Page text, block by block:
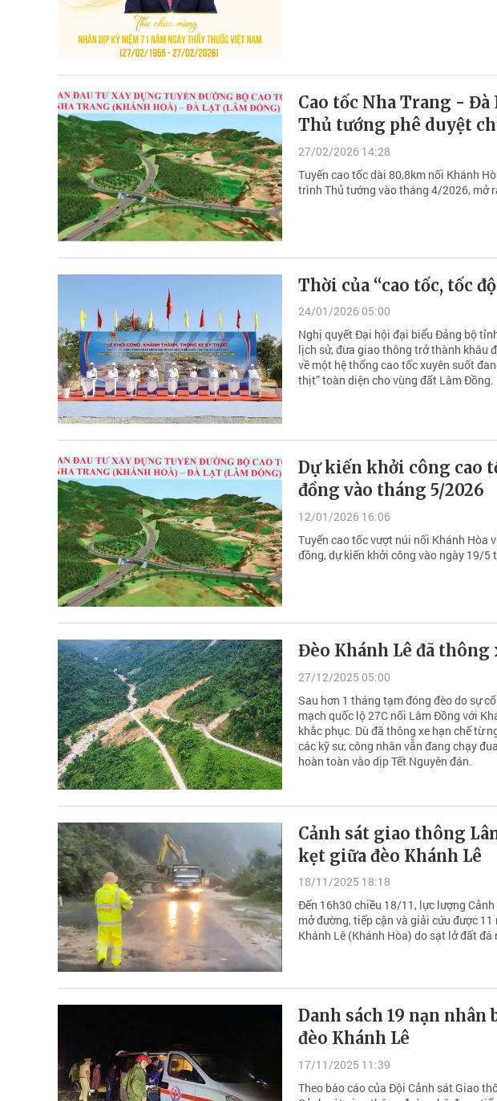
Cao tốc Nha Trang - Đà
Thủ tướng phê duyệt
27/02/2026 14:28
Tuyến cao tốc dài 80,8km nối Khánh
trình Thủ tướng vào tháng 4/2026, mở
Thời của “cao tốc, tốc
24/01/2026 05:00
Nghị quyết Đại hội đại biểu Đảng bộ
lịch sử, đưa giao thông trở thành khâu
về một hệ thống cao tốc xuyên suốt
thịt” toàn diện cho vùng đất Lâm Đồng.
Dự kiến khởi công cao
đồng vào tháng 5/2026
12/01/2026 16:06
Tuyến cao tốc vượt núi nối Khánh Hòa
đồng, dự kiến khởi công vào ngày 19/5
Đèo Khánh Lê đã thông
27/12/2025 05:00
Sau hơn 1 tháng tạm đóng đèo do sự
mạch quốc lộ 27C nối Lâm Đồng với
khắc phục. Dù đã thông xe hạn chế từ
các kỹ sư, công nhân vẫn đang chạy
hoàn toàn vào dịp Tết Nguyên đán.
Cảnh sát giao thông
kẹt giữa đèo Khánh Lê
18/11/2025 18:18
Đến 16h30 chiều 18/11, lực lượng
mở đường, tiếp cận và giải cứu được
Khánh Lê (Khánh Hòa) do sạt lở đất đá
Danh sách 19 nạn
đèo Khánh Lê
17/11/2025 11:39
Theo báo cáo của Đội Cảnh sát Giao